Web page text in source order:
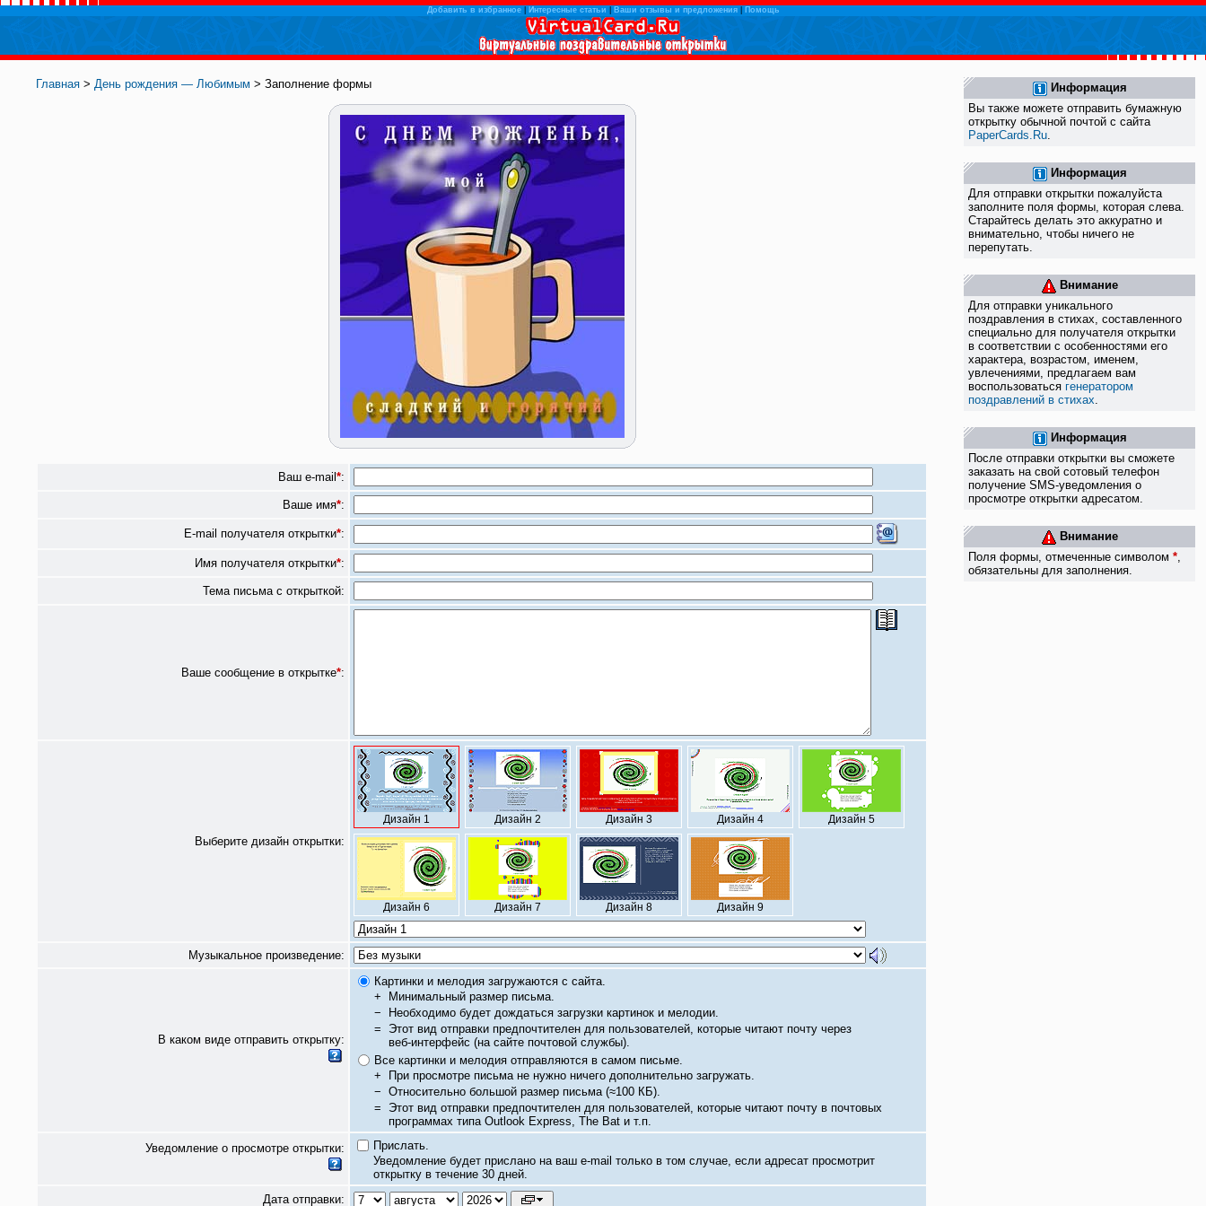
Добавить в избранное| Интересные статьи Ваши отзывы и предложения| Помощь
Главная > День рождения — Любимым > Заполнение формы
Ваш e-mail *:
Ваше имя*:
E-mail получателя открытки*:
Имя получателя открытки*:
Тема письма с открыткой:
Ваше сообщение в открытке*:
Выберите дизайн открытки:
Дизайн 1 Дизайн 2 Дизайн 3 Дизайн 4 Дизайн 5
Дизайн 6 Дизайн 7 Дизайн 8 Дизайн 9
Музыкальное произведение:
В каком виде отправить открытку:
Картинки и мелодия загружаются с сайта.
+
Минимальный размер письма.
−
Необходимо будет дождаться загрузки картинок и мелодии.
= Этот вид отправки предпочтителен для пользователей, которые читают почту через
веб-интерфейс (на сайте почтовой службы).
Все картинки и мелодия отправляются в самом письме.
+
При просмотре письма не нужно ничего дополнительно загружать.
− Относительно большой размер письма (≈100 КБ).
= Этот вид отправки предпочтителен для пользователей, которые читают почту в почтовых
программах типа Outlook Express, The Bat и т.п.
Уведомление о просмотре открытки:
Прислать.
Уведомление будет прислано на ваш e-mail только в том случае, если адресат просмотрит
открытку в течение 30 дней.
Дата отправки:
Информация
Вы также можете отправить бумажную
открытку обычной почтой с сайта
PaperCards.Ru.
Информация
Для отправки открытки пожалуйста
заполните поля формы, которая слева.
Старайтесь делать это аккуратно и
внимательно, чтобы ничего не
перепутать.
Внимание
Для отправки уникального
поздравления в стихах, составленного
специально для получателя открытки
в соответствии с особенностями его
характера, возрастом, именем,
увлечениями, предлагаем вам
воспользоваться генератором
поздравлений в стихах.
Информация
После отправки открытки вы сможете
заказать на свой сотовый телефон
получение SMS-уведомления о
просмотре открытки адресатом.
Внимание
Поля формы, отмеченные символом*,
обязательны для заполнения.